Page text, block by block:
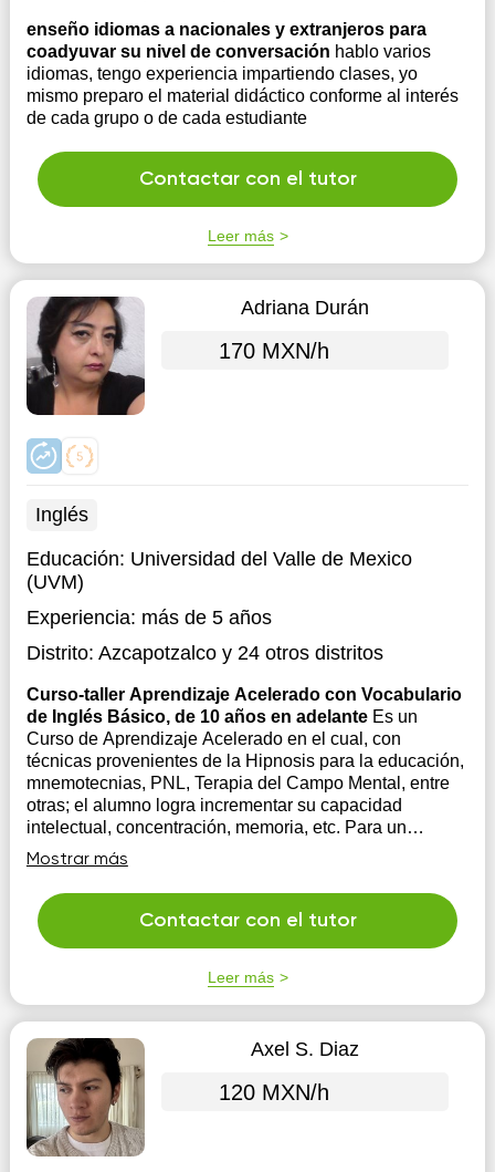
enseño idiomas a nacionales y extranjeros para
coadyuvar su nivel de conversación hablo varios
idiomas, tengo experiencia impartiendo clases, yo
mismo preparo el material didáctico conforme al interés
de cada grupo o de cada estudiante
Contactar con el tutor
Leer más
Adriana Durán
170 MXN/h
Inglés
Educación: Universidad del Valle de Mexico
(UVM)
Experiencia: más de 5 años
Distrito: Azcapotzalcoy 24 otros distritos
Curso-taller Aprendizaje Acelerado con Vocabulario
de Inglés Básico, de 10 años en adelante Es un
Curso de Aprendizaje Acelerado en el cual, con
técnicas provenientes de la Hipnosis para la educación,
mnemotecnias, PNL, Terapia del Campo Mental, entre
otras; el alumno logra incrementar su capacidad
intelectual, concentración, memoria, etc. Para un
aprendizaje permanente, fácil y sin sufrim...
Mostrar más
Contactar con el tutor
Leer más
Axel S. Diaz
120 MXN/h